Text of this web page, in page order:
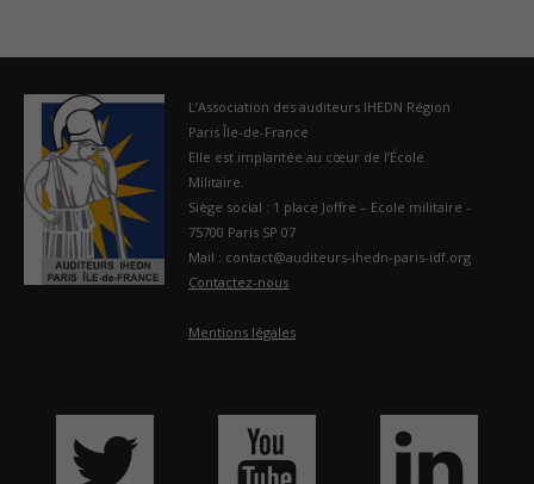
L’Association des auditeurs IHEDN Région
Paris Île-de-France
Elle est implantée au cœur de l’École
Militaire.
Siège social : 1 place Joffre – Ecole militaire -
75700 Paris SP 07
Mail : contact@auditeurs-ihedn-paris-idf.org
Contactez-nous
Mentions légales